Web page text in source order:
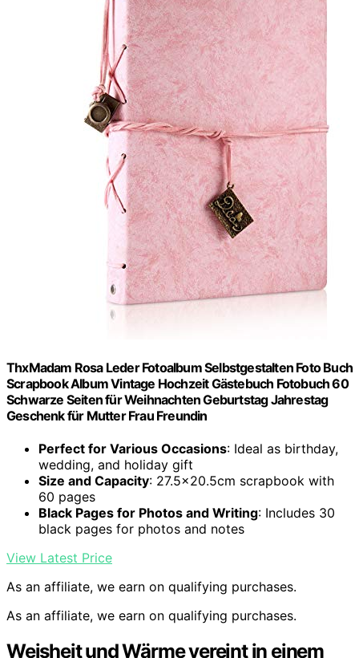
ThxMadam Rosa Leder Fotoalbum Selbstgestalten Foto Buch
Scrapbook Album Vintage Hochzeit Gästebuch Fotobuch 60
Schwarze Seiten für Weihnachten Geburtstag Jahrestag
Geschenk für Mutter Frau Freundin
Perfect for Various Occasions: Ideal as birthday,
wedding, and holiday gift
Size and Capacity: 27.5×20.5cm scrapbook with
60 pages
Black Pages for Photos and Writing: Includes 30
black pages for photos and notes
View Latest Price
As an affiliate, we earn on qualifying purchases.
As an affiliate, we earn on qualifying purchases.
Weisheit und Wärme vereint in einem